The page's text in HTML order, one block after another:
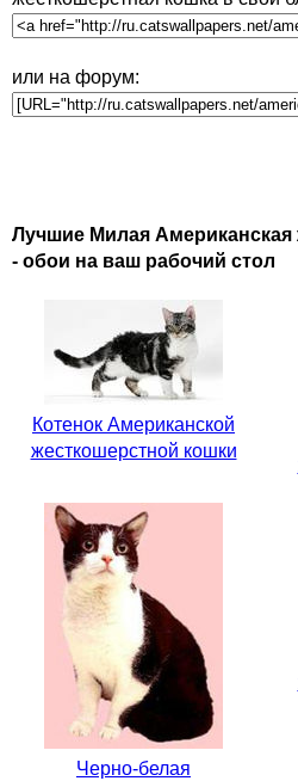
или на форум:
Лучшие Милая Американская
- обои на ваш рабочий стол
Котенок Американской
жесткошерстной кошки
Черно-белая